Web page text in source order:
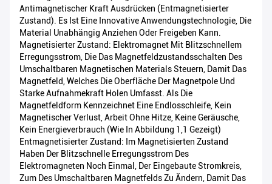
Antimagnetischer Kraft Ausdrücken (entmagnetisierter
Zustand). Es Ist Eine Innovative Anwendungstechnologie, Die
Material Unabhängig Anziehen Oder Freigeben Kann.
Magnetisierter Zustand: Elektromagnet Mit Blitzschnellem
Erregungsstrom, Die Das Magnetfeldzustandsschalten Des
Umschaltbaren Magnetischen Materials Steuern, Damit Das
Magnetfeld, Welches Die Oberfläche Der Magnetpole Und
Starke Aufnahmekraft Holen Umfasst. Als Die
Magnetfeldform Kennzeichnet Eine Endlosschleife, Kein
Magnetischer Verlust, Arbeit Ohne Hitze, Keine Geräusche,
Kein Energieverbrauch (wie In Abbildung 1,1 Gezeigt)
Entmagnetisierter Zustand: Im Magnetisierten Zustand
Haben Der Blitzschnelle Erregungsstrom Des
Elektromagneten Noch Einmal, Der Eingebaute Stromkreis,
Zum Des Umschaltbaren Magnetfelds Zu Ändern, Damit Das